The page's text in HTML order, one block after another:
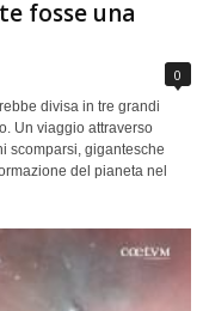
fosse una
0
divisa in tre grandi
Un viaggio attraverso
scomparsi, gigantesche
del pianeta nel